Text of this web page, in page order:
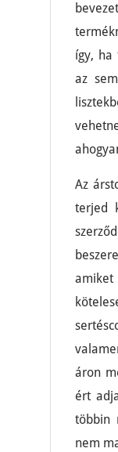
így, ha
az
Az
terjed
áron
ért
többin
nem